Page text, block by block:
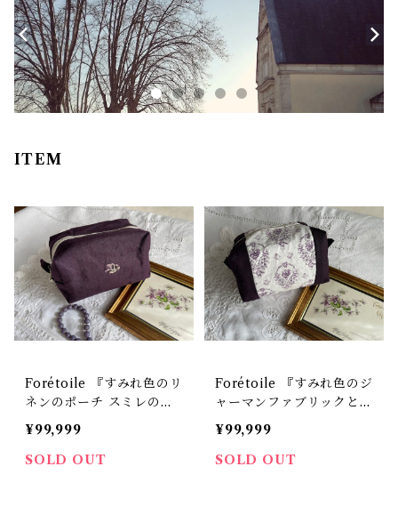
ITEM
Forétoile 『すみれ色のリ
ネンのポーチ スミレの刺
繡入り』
¥99,999
SOLD OUT
Forétoile 『すみれ色のジ
ャーマンファブリックとリ
ネンのポーチ』
¥99,999
SOLD OUT